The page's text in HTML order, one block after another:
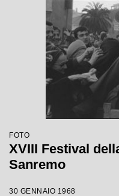
FOTO
XVIII Festival
Sanremo
30 GENNAIO 1968